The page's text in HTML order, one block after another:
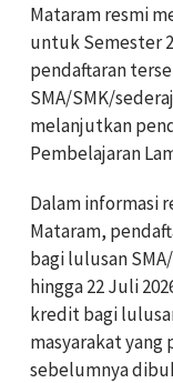
Mataram resmi
untuk Semester
pendaftaran
SMA/SMK/
melanjutkan
Pembelajaran
Dalam informasi
Mataram,
bagi lulusan
hingga 22 Juli
kredit bagi
masyarakat
sebelumnya